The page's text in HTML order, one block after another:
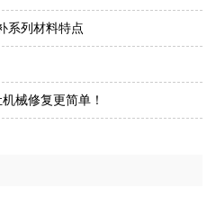
系列材料特点
械修复更简单！